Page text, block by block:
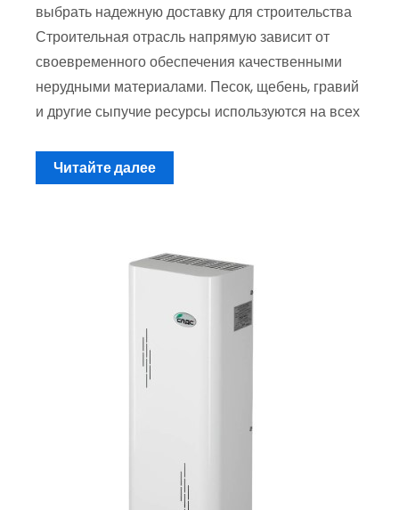
выбрать надежную доставку для строительства
Строительная отрасль напрямую зависит от
своевременного обеспечения качественными
нерудными материалами. Песок, щебень, гравий
и другие сыпучие ресурсы используются на всех
Читайте далее